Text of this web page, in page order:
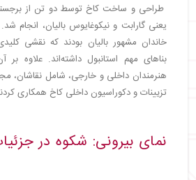
طراحی و ساخت کاخ توسط دو تن از
یعنی گارابت و نیکوغایوس بالیان، انجام
خاندان مشهور بالیان بودند که نقشی
بناهای مهم استانبول داشته‌اند. علاوه بر
هنرمندان داخلی و خارجی، شامل نقاشان،
تزیینات و دکوراسیون داخلی کاخ همکاری
نمای بیرونی: شکوه در